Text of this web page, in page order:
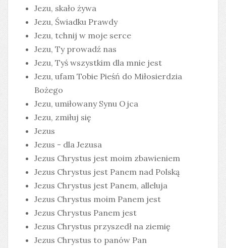
Jezu, skało żywa
Jezu, Świadku Prawdy
Jezu, tchnij w moje serce
Jezu, Ty prowadź nas
Jezu, Tyś wszystkim dla mnie jest
Jezu, ufam Tobie Pieśń do Miłosierdzia
Bożego
Jezu, umiłowany Synu Ojca
Jezu, zmiłuj się
Jezus
Jezus - dla Jezusa
Jezus Chrystus jest moim zbawieniem
Jezus Chrystus jest Panem nad Polską
Jezus Chrystus jest Panem, alleluja
Jezus Chrystus moim Panem jest
Jezus Chrystus Panem jest
Jezus Chrystus przyszedł na ziemię
Jezus Chrystus to panów Pan